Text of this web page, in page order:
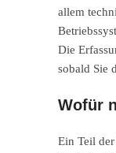
allem
Die
sobald Sie
Wofür
Ein Teil